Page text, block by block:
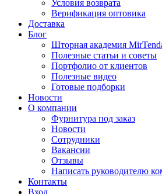
Условия возврата
Верификация оптовика
Доставка
Блог
Шторная академия
Полезные статьи и советы
Портфолио от клиентов
Полезные видео
Готовые подборки
Новости
О компании
Фурнитура под заказ
Новости
Сотрудники
Вакансии
Отзывы
Написать руководителю
Контакты
Вход